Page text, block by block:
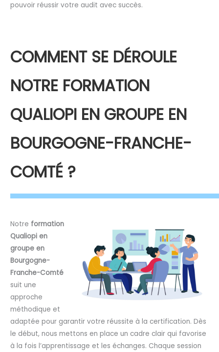
pouvoir réussir votre audit avec succès.
COMMENT SE DÉROULE
NOTRE FORMATION
QUALIOPI EN GROUPE EN
BOURGOGNE-FRANCHE-
COMTÉ ?
Notre formation
Qualiopi en
groupe en
Bourgogne-
Franche-Comté
suit une
approche
méthodique et
adaptée pour garantir votre réussite à la certification. Dès
le début, nous mettons en place un cadre clair qui favorise
à la fois l’apprentissage et les échanges. Chaque session